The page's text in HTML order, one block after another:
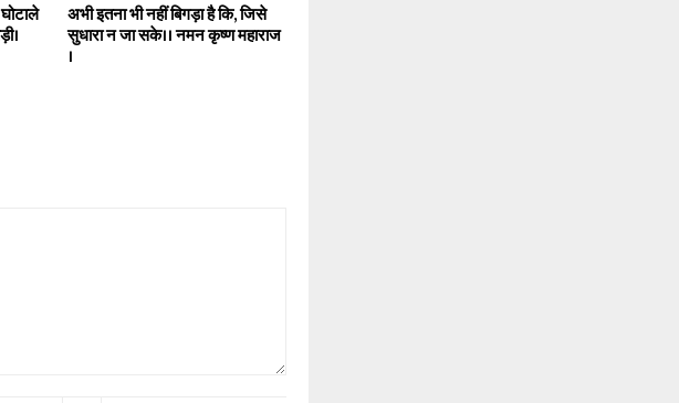
अभी इतना भी नहीं बिगड़ा है कि, जिसे
सुधारा न जा सके।। नमन कृष्ण महाराज
।